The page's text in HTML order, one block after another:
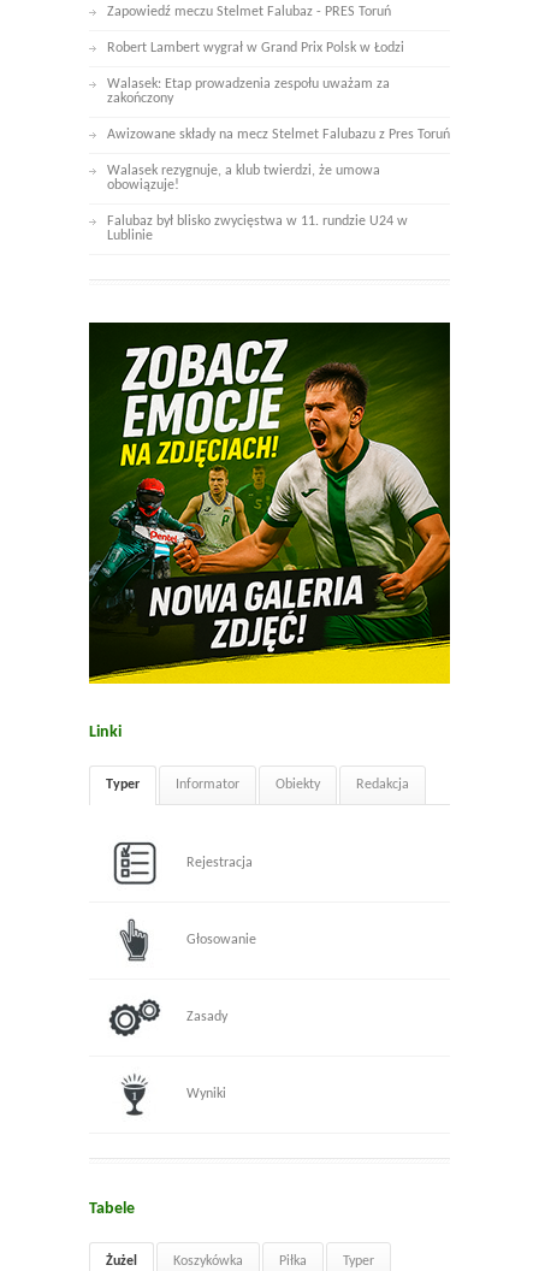
Zapowiedź meczu Stelmet Falubaz - PRES Toruń
Robert Lambert wygrał w Grand Prix Polsk w Łodzi
Walasek: Etap prowadzenia zespołu uważam za
zakończony
Awizowane składy na mecz Stelmet Falubazu z Pres Toruń
Walasek rezygnuje, a klub twierdzi, że umowa
obowiązuje!
Falubaz był blisko zwycięstwa w 11. rundzie U24 w
Lublinie
Linki
Typer Informator Obiekty Redakcja
Rejestracja
Głosowanie
Zasady
Wyniki
Tabele
Żużel Koszykówka Piłka Typer